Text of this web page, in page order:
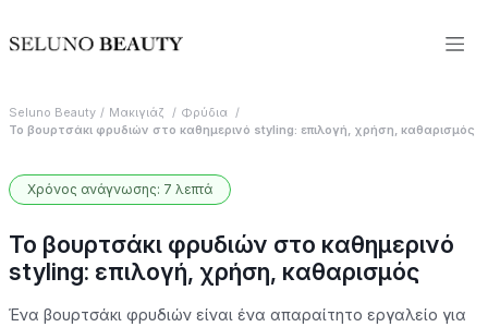
Seluno Beauty Μακιγιάζ
Φρύδια
Το βουρτσάκι φρυδιών στο καθημερινό styling: επιλογή, χρήση, καθαρισμός
Χρόνος ανάγνωσης: 7 λεπτά
Το βουρτσάκι φρυδιών στο καθημερινό
styling: επιλογή, χρήση, καθαρισμός
Ένα βουρτσάκι φρυδιών είναι ένα απαραίτητο εργαλείο για